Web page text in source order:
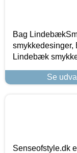
Bag
smykkedesinger,
Lindebæk
Se
Senseofstyle.dk